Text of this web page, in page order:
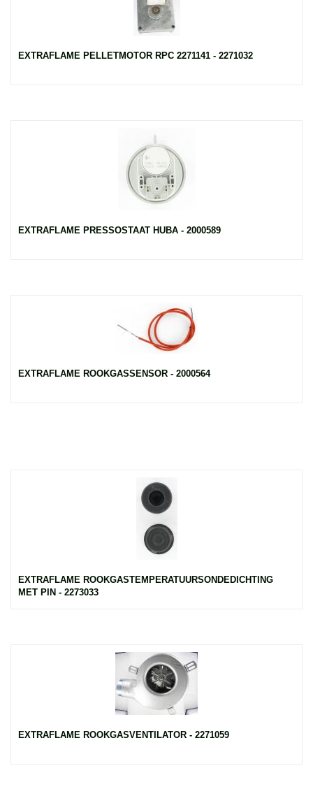
EXTRAFLAME PELLETMOTOR RPC 2271141 - 2271032
EXTRAFLAME PRESSOSTAAT HUBA - 2000589
EXTRAFLAME ROOKGASSENSOR - 2000564
EXTRAFLAME ROOKGASTEMPERATUURSONDEDICHTING
MET PIN - 2273033
EXTRAFLAME ROOKGASVENTILATOR - 2271059